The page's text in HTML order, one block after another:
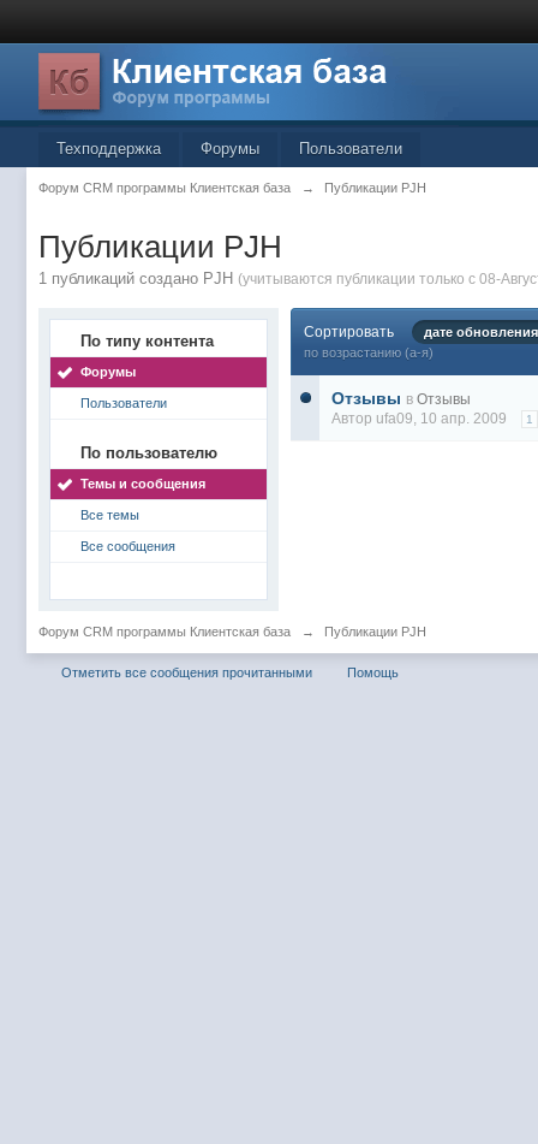
Техподдержка Форумы Пользователи
Форум CRM программы Клиентская база → Публикации PJH
Публикации PJH
1 публикаций создано PJH (учитываются публикации только с 08-
По типу контента
Форумы
Пользователи
По пользователю
Темы и сообщения
Все темы
Все сообщения
Сортировать
дате обновления
по возрастанию (а-я)
Отзывы в Отзывы
Автор ufa09, 10 апр. 2009 1
Форум CRM программы Клиентская база → Публикации PJH
Отметить все сообщения прочитанными Помощь